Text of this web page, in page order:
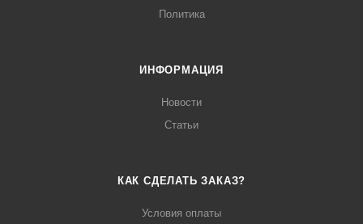
Политика
ИНФОРМАЦИЯ
Новости
Статьи
КАК СДЕЛАТЬ ЗАКАЗ?
Условия оплаты